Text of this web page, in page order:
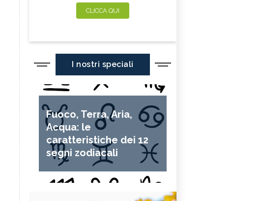
CLICCA QUI
I nostri speciali
Fuoco, Terra, Aria,
Acqua: le
caratteristiche dei 12
segni zodiacali